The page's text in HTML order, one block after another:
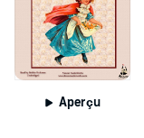
Aperçu